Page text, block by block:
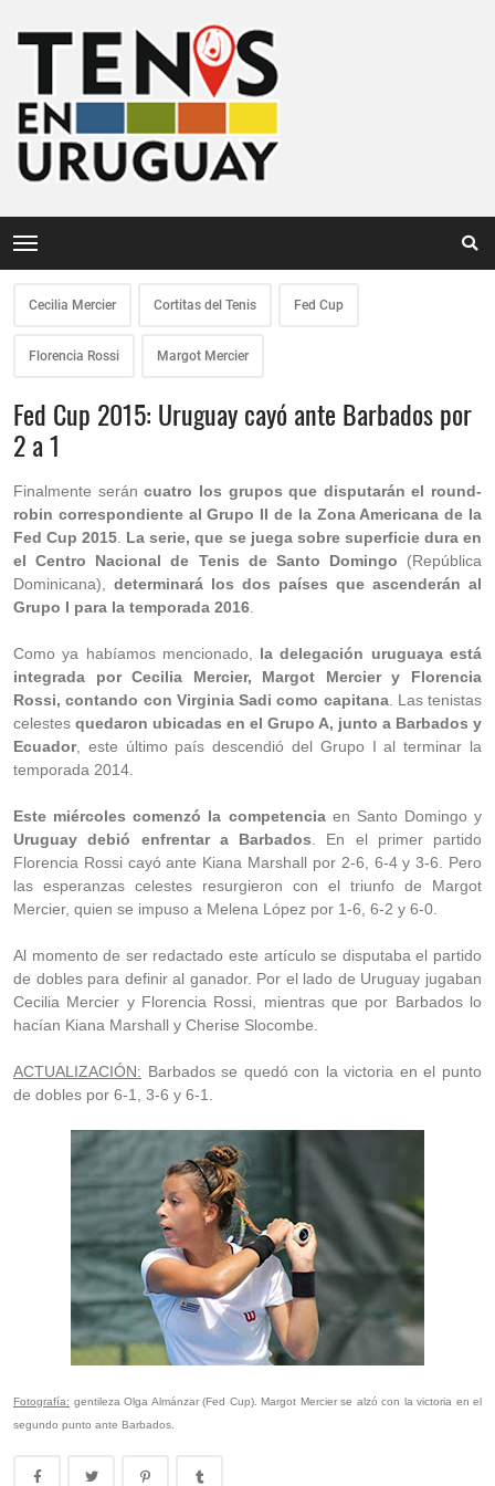
Cecilia Mercier Cortitas del Tenis Fed Cup
Florencia Rossi Margot Mercier
Fed Cup 2015: Uruguay cayó ante Barbados por
2 a 1
Finalmente seráncuatro los grupos que disputarán el round-
robin correspondiente al Grupo II de la Zona Americana de la
Fed Cup 2015 La serie, que se juega sobre superficie dura en
el Centro Nacional de Tenis de Santo Domingo (República
Dominicana), determinará los dos países que ascenderán al
Grupo I para la temporada 2016
Como ya habíamos mencionado, la delegación uruguaya está
integrada por Cecilia Mercier, Margot Mercier y Florencia
Rossi, contando con Virginia Sadi como capitana. Las tenistas
celestes quedaron ubicadas en el Grupo A, junto a Barbados y
Ecuador, este último país descendió del Grupo I al terminar la
temporada 2014.
Este miércoles comenzó la competenciaen Santo Domingo y
Uruguay debió enfrentar a Barbados . En el primer partido
Florencia Rossi cayó ante Kiana Marshall por 2-6, 6-4 y 3-6. Pero
las esperanzas celestes resurgieron con el triunfo de Margot
Mercier, quien se impuso a Melena López por 1-6, 6-2 y 6-0.
Al momento de ser redactado este artículo se disputaba el partido
de dobles para definir al ganador. Por el lado de Uruguay jugaban
Cecilia Mercier y Florencia Rossi, mientras que por Barbados lo
hacían Kiana Marshall y Cherise Slocombe.
ACTUALIZACIÓN: Barbados se quedó con la victoria en el punto
de dobles por 6-1, 3-6 y 6-1.
Fotografía: gentileza Olga Almánzar (Fed Cup). Margot Mercier se alzó con la victoria en el
segundo punto ante Barbados.